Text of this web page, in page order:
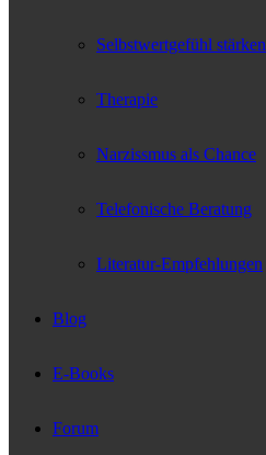
Selbstwertgefühl stärken
Therapie
Narzissmus als Chance
Telefonische Beratung
Literatur-Empfehlungen
Blog
E-Books
Forum